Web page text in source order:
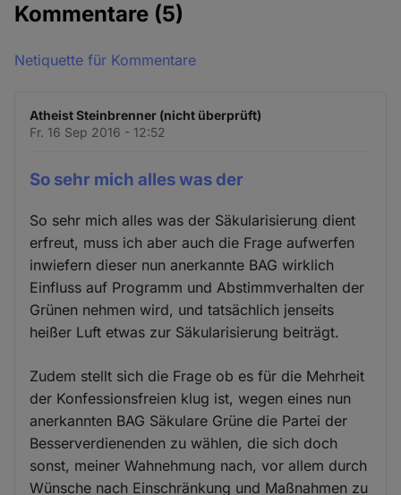
Kommentare (5)
Netiquette für Kommentare
Atheist Steinbrenner (nicht überprüft)
Fr. 16 Sep 2016 - 12:52
So sehr mich alles was der
So sehr mich alles was der Säkularisierung dient
erfreut, muss ich aber auch die Frage aufwerfen
inwiefern dieser nun anerkannte BAG wirklich
Einfluss auf Programm und Abstimmverhalten der
Grünen nehmen wird, und tatsächlich jenseits
heißer Luft etwas zur Säkularisierung beiträgt.
Zudem stellt sich die Frage ob es für die Mehrheit
der Konfessionsfreien klug ist, wegen eines nun
anerkannten BAG Säkulare Grüne die Partei der
Besserverdienenden zu wählen, die sich doch
sonst, meiner Wahnehmung nach, vor allem durch
Wünsche nach Einschränkung und Maßnahmen zu